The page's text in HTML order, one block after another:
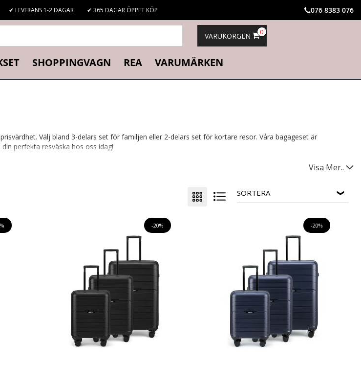
✔ LEVERANS 1-2 DAGAR ✔ 365 DAGAR ÖPPET KÖP 076 8383 076
VARUKORGEN 0
SHOPPINGVAGN REA VARUMÄRKEN
Välj bland 3-delars set för familjen eller 2-delars set för kortare resor. Våra bagageset är
perfekta resväska hos oss idag!
Visa Mer..
SORTERA
-20% -20%